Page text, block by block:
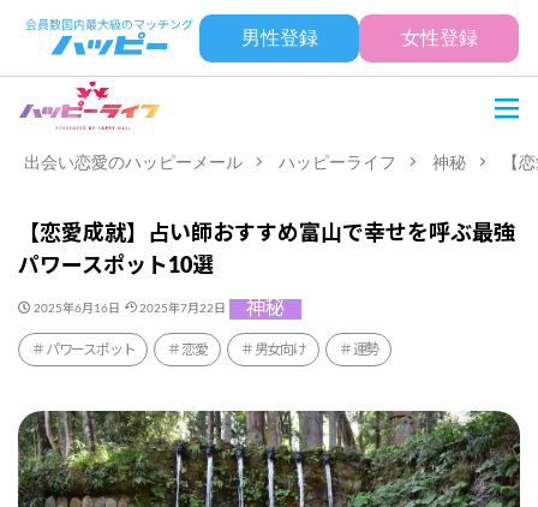
男性登録 女性登録
出会い恋愛のハッピーメール ハッピーライフ 神秘 【
【恋愛成就】占い師おすすめ富山で幸せを呼ぶ最強
パワースポット10選
2025年6月16日 2025年7月22日 神秘
パワースポット 恋愛 男女向け 運勢